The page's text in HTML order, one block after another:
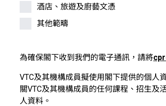
酒店、旅遊及廚藝文憑
其他範疇
為確保閣下收到我們的電子通訊，請將
VTC及其機構成員擬使用閣下提供的個人
關VTC及其機構成員的任何課程、招生及
人資料。